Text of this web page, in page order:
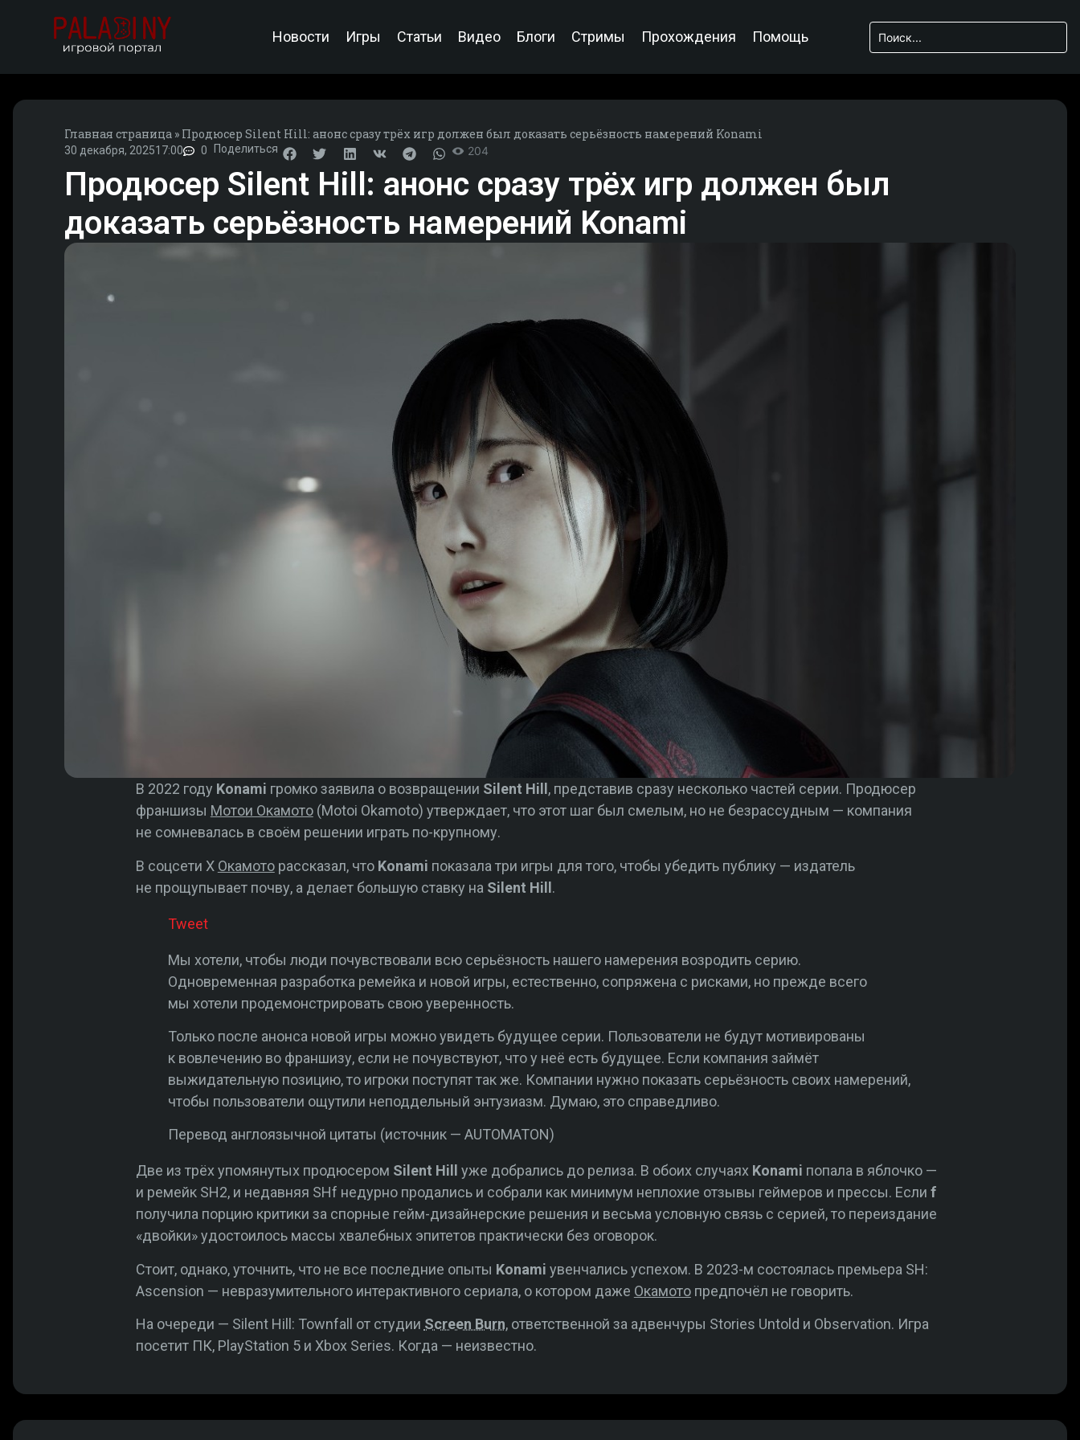
Новости Игры Статьи Видео Блоги Стримы Прохождения Помощь
Главная страница » Продюсер Silent Hill: анонс сразу трёх игр должен был доказать серьёзность намерений Konami
30 декабря, 202517:00 0 Поделиться 204
Продюсер Silent Hill: анонс сразу трёх игр должен был
доказать серьёзность намерений Konami
В 2022 году Konami громко заявила о возвращении Silent Hill , представив сразу несколько частей серии. Продюсер
франшизы Мотои Окамото(Motoi Okamoto) утверждает, что этот шаг был смелым, но не безрассудным — компания
не сомневалась в своём решении играть по-крупному.
В соцсети X Окамоторассказал, что Konami показала три игры для того, чтобы убедить публику — издатель
не прощупывает почву, а делает большую ставку на Silent Hill.
Tweet
Мы хотели, чтобы люди почувствовали всю серьёзность нашего намерения возродить серию.
Одновременная разработка ремейка и новой игры, естественно, сопряжена с рисками, но прежде всего
мы хотели продемонстрировать свою уверенность.
Только после анонса новой игры можно увидеть будущее серии. Пользователи не будут мотивированы
к вовлечению во франшизу, если не почувствуют, что у неё есть будущее. Если компания займёт
выжидательную позицию, то игроки поступят так же. Компании нужно показать серьёзность своих намерений,
чтобы пользователи ощутили неподдельный энтузиазм. Думаю, это справедливо.
Перевод англоязычной цитаты (источник — AUTOMATON)
Две из трёх упомянутых продюсером Silent Hill уже добрались до релиза. В обоих случаях Konami попала в яблочко —
и ремейк SH2, и недавняя SHf недурно продались и собрали как минимум неплохие отзывы геймеров и прессы. Если f
получила порцию критики за спорные гейм-дизайнерские решения и весьма условную связь с серией, то переиздание
«двойки» удостоилось массы хвалебных эпитетов практически без оговорок.
Стоит, однако, уточнить, что не все последние опыты Konami увенчались успехом. В 2023-м состоялась премьера SH:
Ascension — невразумительного интерактивного сериала, о котором даже Окамотопредпочёл не говорить.
На очереди — Silent Hill: Townfall от студии Screen Burn, ответственной за адвенчуры Stories Untold и Observation. Игра
посетит ПК, PlayStation 5 и Xbox Series. Когда — неизвестно.